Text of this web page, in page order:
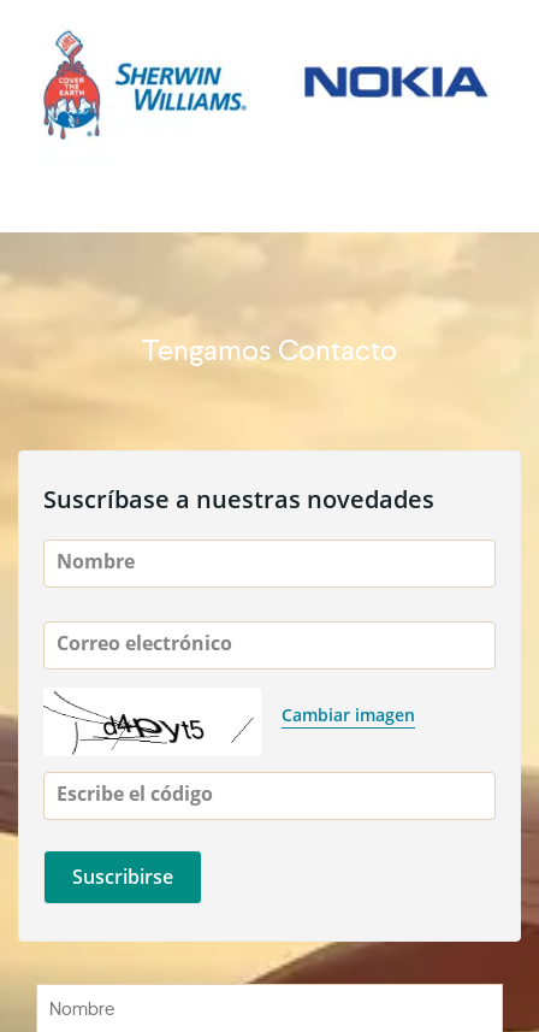
Tengamos Contacto
Suscríbase a nuestras novedades
Nombre
Correo electrónico
Cambiar imagen
Escribe el código